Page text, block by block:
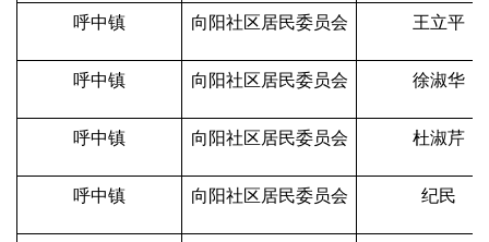
呼中镇 向阳社区居民委员会 王立平
呼中镇 向阳社区居民委员会 徐淑华
呼中镇 向阳社区居民委员会 杜淑芹
呼中镇 向阳社区居民委员会 纪民